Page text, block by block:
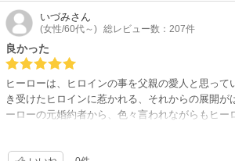
いづみさん
(女性/60代～) 総レビュー数：207件
良かった
ヒーローは、ヒロインの事を父親の愛人と思って
き受けたヒロインに惹かれる、それからの展開が
ーローの元婚約者から、色々言われながらもヒー